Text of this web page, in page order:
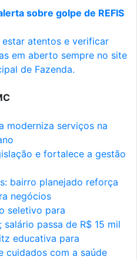
sobre golpe de REFIS
atentos e verificar
em aberto sempre no site
de Fazenda.
moderniza serviços na
e fortalece a gestão
bairro planejado reforça
negócios
seletivo para
passa de R$ 15 mil
educativa para
cuidados com a saúde